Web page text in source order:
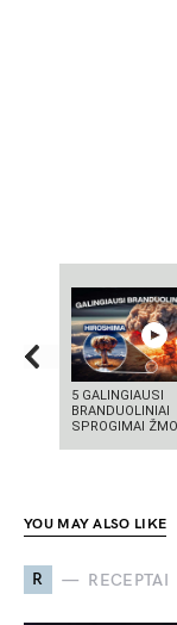
5 GALINGIAUSI
BRANDUOLINIAI
SPROGIMAI
YOU MAY ALSO LIKE
R RECEPTAI